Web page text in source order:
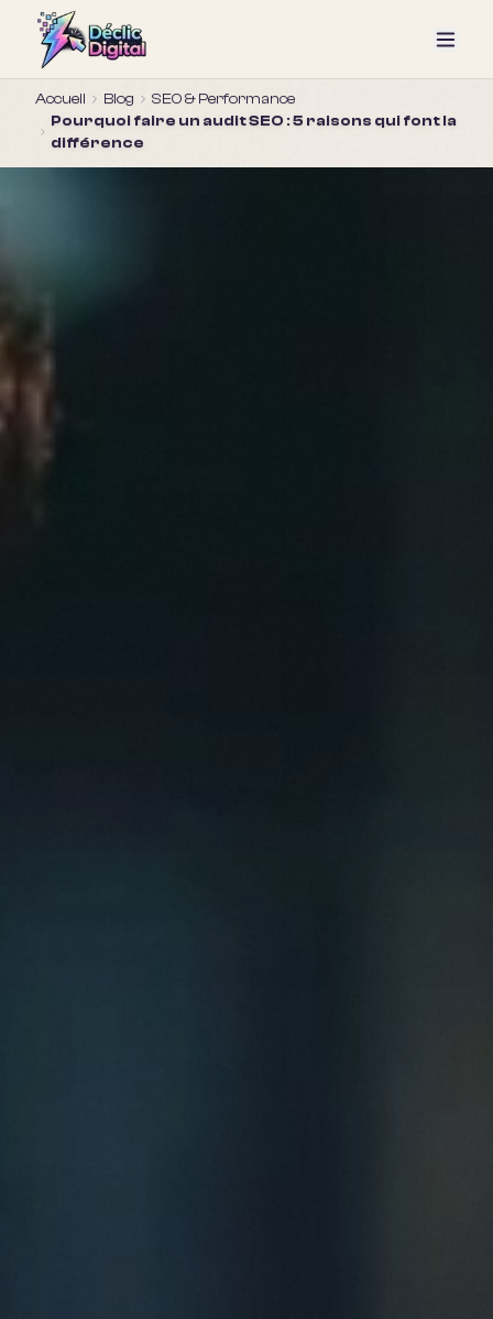
Accueil Blog
SEO & Performance
Pourquoi faire un audit SEO : 5 raisons qui font la
différence